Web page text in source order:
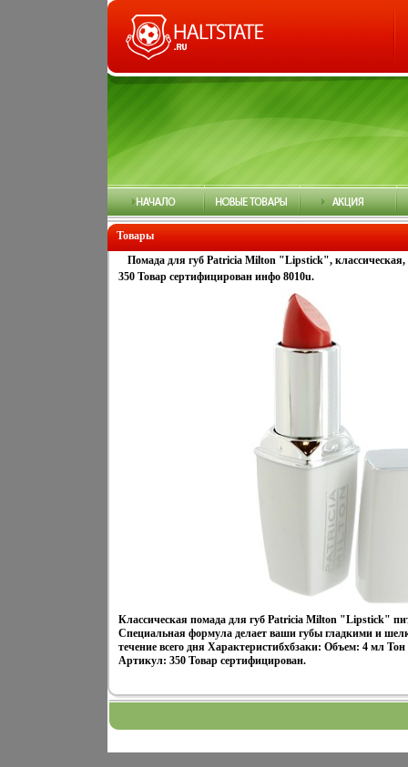
Товары
Помада для губ Patricia Milton "Lipstick",
350 Товар сертифицирован инфо 8010u.
Классическая помада для губ Patricia Milton "Lipstick"
Специальная формула делает ваши губы гладкими и
течение всего дня Характеристибхбзаки: Объем: 4 мл
Артикул: 350 Товар сертифицирован.